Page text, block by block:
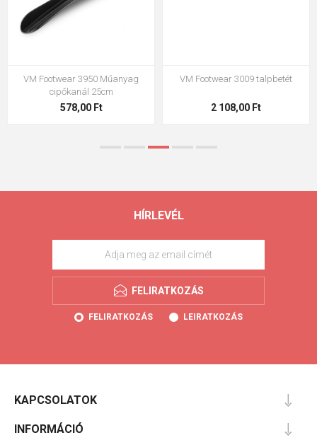
VM Footwear 3009 talpbetét
2 108,00 Ft
VM Footwear 3102 Lapos fűző
317,90 Ft
HÍRLEVÉL
FELIRATKOZÁS
FELIRATKOZÁS LEIRATKOZÁS
KAPCSOLATOK
INFORMÁCIÓ